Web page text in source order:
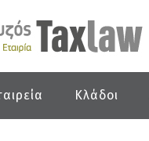
Κλάδοι